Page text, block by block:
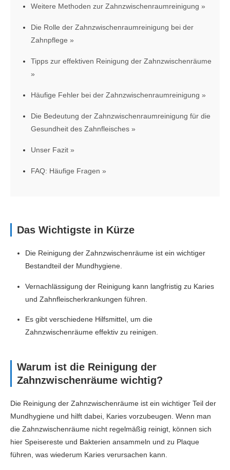
Weitere Methoden zur Zahnzwischenraumreinigung
Die Rolle der Zahnzwischenraumreinigung bei der
Zahnpflege
Tipps zur effektiven Reinigung der Zahnzwischenräume
Häufige Fehler bei der Zahnzwischenraumreinigung
Die Bedeutung der Zahnzwischenraumreinigung für die
Gesundheit des Zahnfleisches
Unser Fazit
FAQ: Häufige Fragen
Das Wichtigste in Kürze
Die Reinigung der Zahnzwischenräume ist ein wichtiger
Bestandteil der Mundhygiene.
Vernachlässigung der Reinigung kann langfristig zu Karies
und Zahnfleischerkrankungen führen.
Es gibt verschiedene Hilfsmittel, um die
Zahnzwischenräume effektiv zu reinigen.
Warum ist die Reinigung der
Zahnzwischenräume wichtig?
Die Reinigung der Zahnzwischenräume ist ein wichtiger Teil der
Mundhygiene und hilft dabei, Karies vorzubeugen. Wenn man
die Zahnzwischenräume nicht regelmäßig reinigt, können sich
hier Speisereste und Bakterien ansammeln und zu Plaque
führen, was wiederum Karies verursachen kann.